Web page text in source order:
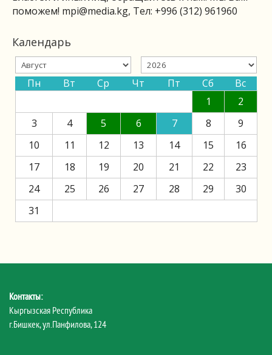
поможем! mpi@media.kg, Тел: +996 (312) 961960
Календарь
Пн Вт Ср Чт Пт Сб
Вс
1
2
3
4 5 6 7 8
9
10
11 12 13 14 15
16
17
18 19 20 21 22
23
24
25 26 27 28 29
30
31
Контакты:
Кыргызская Республика
г.Бишкек, ул.Панфилова, 124